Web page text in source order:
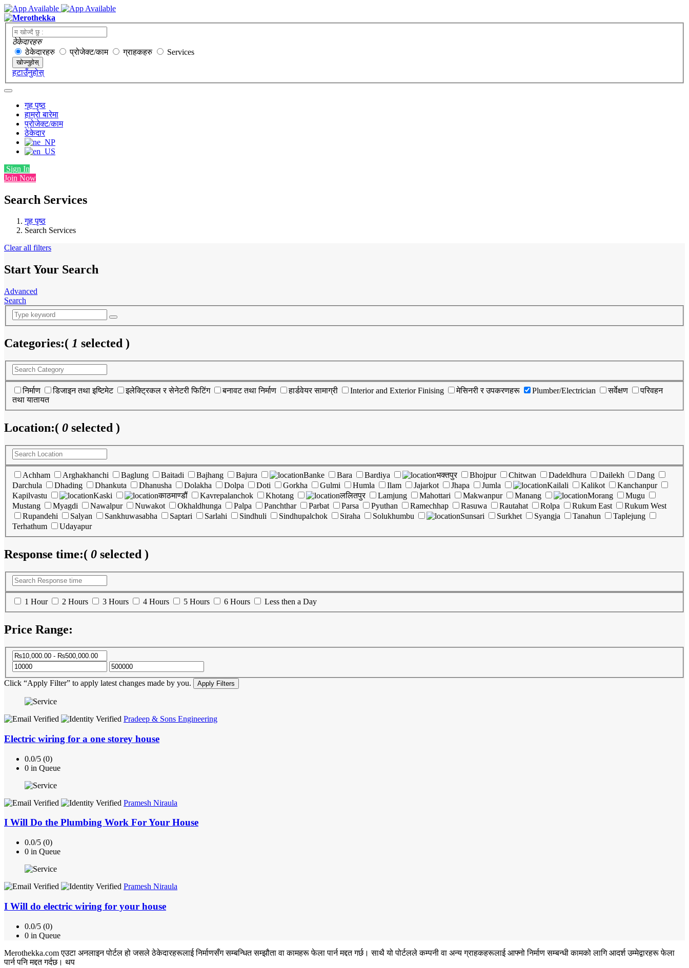
ठेकेदारहरु
ठेकेदारहरु
प्रोजेक्ट/काम ग्राहकहरु Services
खोज्नुहोस्
हटाउँनुहोस्
गृह पृष्ठ
हाम्रो बारेमा
प्रोजेक्ट/काम
ठेकेदार
Sign In
Join Now
Search Services
गृह पृष्ठ
Search Services
Clear all filters
Start Your Search
Advanced
Search
Categories:( 1 selected )
निर्माण डिजाइन तथा इष्टिमेट इलेक्ट्रिकल र सेनेटरी फिटिंग बनावट तथा निर्माण हार्डवेयर सामाग्री Interior and Exterior Finising मेसिनरी र उपकरणहरू Plumber/Electrician सर्वेक्षण
परिवहन
तथा यातायत
Location:( 0 selected )
Achham Arghakhanchi Baglung Baitadi Bajhang Bajura Banke Bara Bardiya भक्तपुर Bhojpur Chitwan Dadeldhura Dailekh
Dang
Darchula
Dhading Dhankuta Dhanusha Dolakha Dolpa Doti Gorkha Gulmi Humla Ilam Jajarkot Jhapa Jumla Kailali Kalikot
Kanchanpur
Kapilvastu
Kaski काठमाण्डौं Kavrepalanchok Khotang ललितपुर Lamjung Mahottari Makwanpur Manang Morang
Mugu
Mustang
Myagdi Nawalpur Nuwakot Okhaldhunga Palpa Panchthar Parbat Parsa Pyuthan Ramechhap Rasuwa Rautahat Rolpa Rukum East
Rukum West
Rupandehi
Salyan Sankhuwasabha Saptari Sarlahi Sindhuli Sindhupalchok Siraha Solukhumbu Sunsari Surkhet Syangja Tanahun
Taplejung
Terhathum
Udayapur
Response time:( 0 selected )
1 Hour 2 Hours 3 Hours 4 Hours 5 Hours 6 Hours Less then a Day
Price Range:
Click “Apply Filter” to apply latest changes made by you.
Pradeep & Sons Engineering
Electric wiring for a one storey house
0.0/5 (0)
0 in Queue
Pramesh Niraula
I Will Do the Plumbing Work For Your House
0.0/5 (0)
0 in Queue
Pramesh Niraula
I Will do electric wiring for your house
0.0/5 (0)
0 in Queue
Merothekka.com एउटा अनलाइन पोर्टल हो जसले ठेकेदारहरूलाई निर्माणसँग सम्बन्धित सम्झौता वा कामहरू फेला पार्न मद्दत गर्छ। साथै यो पोर्टलले कम्पनी वा अन्य ग्राहकहरूलाई आफ्नो निर्माण सम्बन्धी कामको लागि आदर्श उम्मेद्वारहरू फेला
पार्न पनि मद्दत गर्दछ। थप